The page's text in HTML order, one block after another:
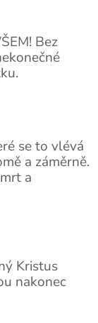
Bez
se to vlévá
a záměrně.
a
Kristus
nakonec